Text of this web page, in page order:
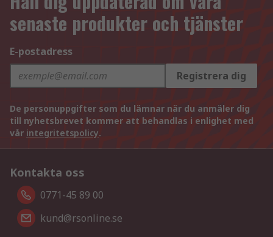
senaste produkter och tjänster
E-postadress
Registrera dig
De personuppgifter som du lämnar när du anmäler dig
till nyhetsbrevet kommer att behandlas i enlighet med
vår integritetspolicy.
Kontakta oss
0771-45 89 00
kund@rsonline.se